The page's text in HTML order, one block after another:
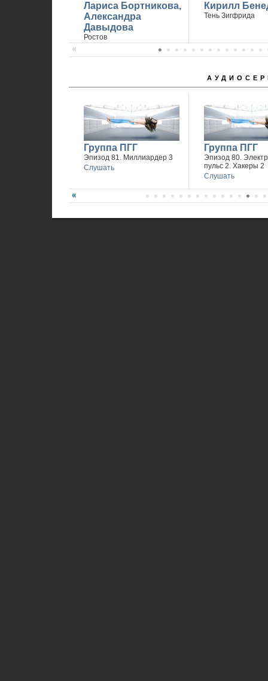
Лариса Бортникова,
Александра
Давыдова
Ростов
Кирилл
Тень Зигфрида
Группа ПГГ
Эпизод 81. Миллиардер 3
Слушать
Группа ПГГ
Эпизод 80.
пульс 2. Хакеры 2
Слушать